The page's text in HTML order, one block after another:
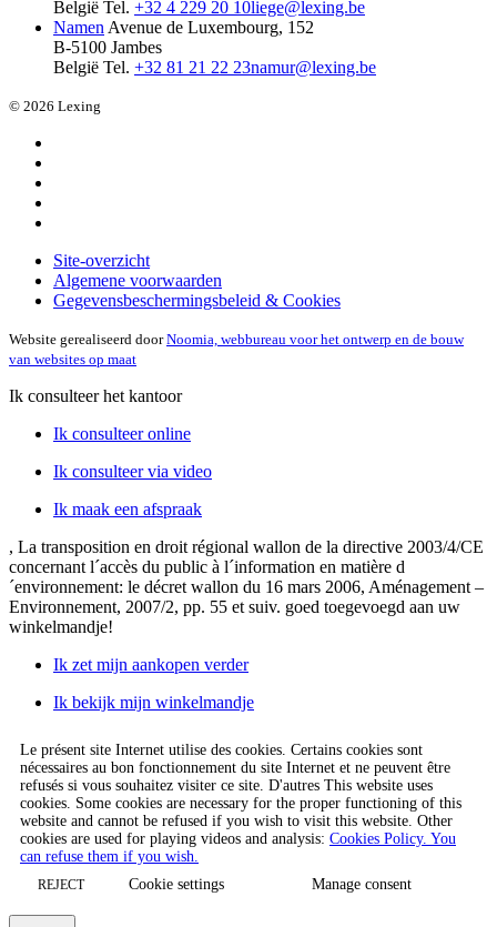
België Tel. +32 4 229 20 10liege@lexing.be
Namen Avenue de Luxembourg, 152
B-5100 Jambes
België Tel. +32 81 21 22 23namur@lexing.be
© 2026 Lexing
Site-overzicht
Algemene voorwaarden
Gegevensbeschermingsbeleid & Cookies
Website gerealiseerd doorNoomia, webbureau voor het ontwerp en de bouw
van websites op maat
Ik consulteer het kantoor
Ik consulteer online
Ik consulteer via video
Ik maak een afspraak
, La transposition en droit régional wallon de la directive 2003/4/CE
concernant l´accès du public à l´information en matière d
´environnement: le décret wallon du 16 mars 2006, Aménagement –
Environnement, 2007/2, pp. 55 et suiv. goed toegevoegd aan uw
winkelmandje!
Ik zet mijn aankopen verder
Ik bekijk mijn winkelmandje
Le présent site Internet utilise des cookies. Certains cookies sont
nécessaires au bon fonctionnement du site Internet et ne peuvent être
refusés si vous souhaitez visiter ce site. D'autres This website uses
cookies. Some cookies are necessary for the proper functioning of this
website and cannot be refused if you wish to visit this website. Other
cookies are used for playing videos and analysis: Cookies Policy. You
can refuse them if you wish.
REJECT Cookie settings Manage consent